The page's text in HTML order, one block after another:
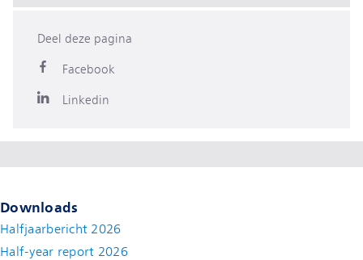
Deel deze pagina
Facebook
Linkedin
Downloads
Halfjaarbericht 2026
Half-year report 2026